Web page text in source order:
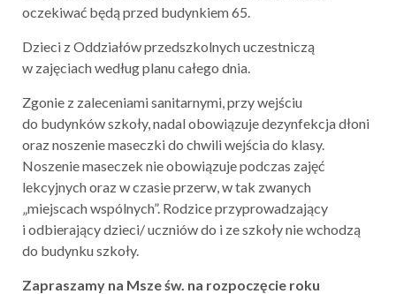
oczekiwać będą przed budynkiem 65.
Dzieci z Oddziałów przedszkolnych uczestniczą
w zajęciach według planu całego dnia.
Zgonie z zaleceniami sanitarnymi, przy wejściu
do budynków szkoły, nadal obowiązuje dezynfekcja dłoni
oraz noszenie maseczki do chwili wejścia do klasy.
Noszenie maseczek nie obowiązuje podczas zajęć
lekcyjnych oraz w czasie przerw, w tak zwanych
„miejscach wspólnych”. Rodzice przyprowadzający
i odbierający dzieci/ uczniów do i ze szkoły nie wchodzą
do budynku szkoły.
Zapraszamy na Msze św. na rozpoczęcie roku